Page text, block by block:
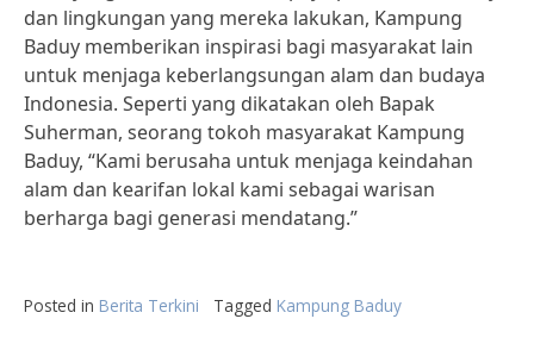
dan lingkungan yang mereka lakukan, Kampung
Baduy memberikan inspirasi bagi masyarakat lain
untuk menjaga keberlangsungan alam dan budaya
Indonesia. Seperti yang dikatakan oleh Bapak
Suherman, seorang tokoh masyarakat Kampung
Baduy, “Kami berusaha untuk menjaga keindahan
alam dan kearifan lokal kami sebagai warisan
berharga bagi generasi mendatang.”
Posted in Berita Terkini Tagged Kampung Baduy